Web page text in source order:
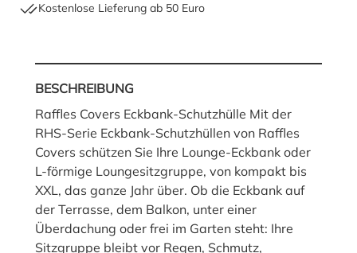
Kostenlose Lieferung ab 50 Euro
BESCHREIBUNG
Raffles Covers Eckbank-Schutzhülle Mit der
RHS-Serie Eckbank-Schutzhüllen von Raffles
Covers schützen Sie Ihre Lounge-Eckbank oder
L-förmige Loungesitzgruppe, von kompakt bis
XXL, das ganze Jahr über. Ob die Eckbank auf
der Terrasse, dem Balkon, unter einer
Überdachung oder frei im Garten steht: Ihre
Sitzgruppe bleibt vor Regen, Schmutz,